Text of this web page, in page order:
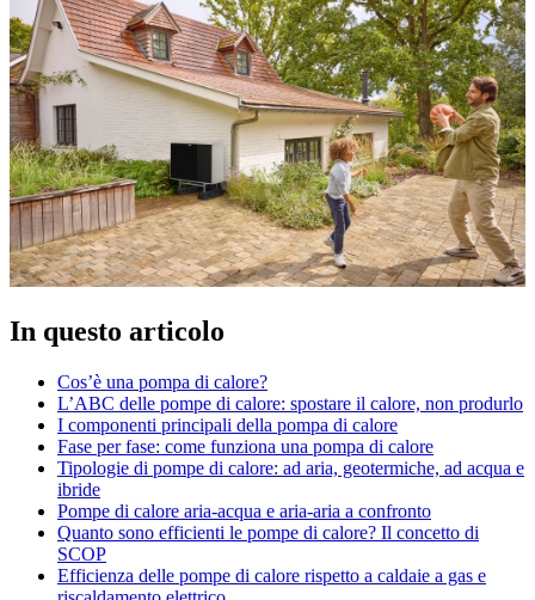
In questo articolo
Cos’è una pompa di calore?
L’ABC delle pompe di calore: spostare il calore, non produrlo
I componenti principali della pompa di calore
Fase per fase: come funziona una pompa di calore
Tipologie di pompe di calore: ad aria, geotermiche, ad acqua e
ibride
Pompe di calore aria-acqua e aria-aria a confronto
Quanto sono efficienti le pompe di calore? Il concetto di
SCOP
Efficienza delle pompe di calore rispetto a caldaie a gas e